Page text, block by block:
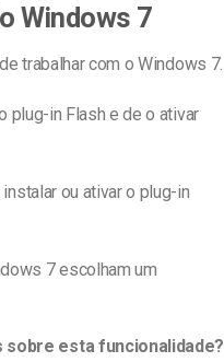
Windows 7
trabalhar com o Windows 7.
plug-in Flash e de o ativar
ou ativar o plug-in
7 escolham um
esta funcionalidade?